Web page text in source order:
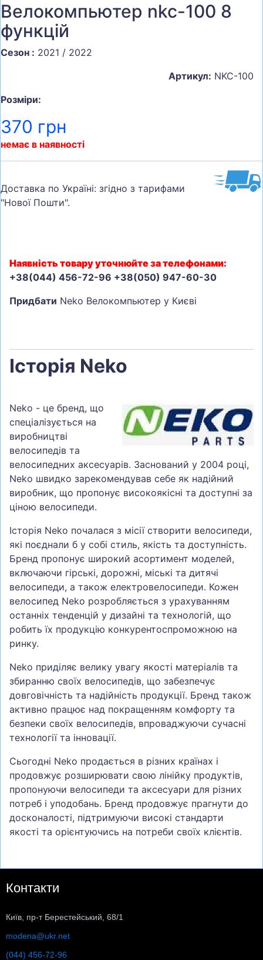
Велокомпьютер nkc-100 8
функцій
Сезон : 2021 / 2022
Артикул: NKC-100
Розміри:
370 грн
немає в наявності
Доставка по Україні: згідно з тарифами
"Нової Пошти".
Наявність товару уточнюйте за телефонами:
+38(044) 456-72-96 +38(050) 947-60-30
Придбати Neko Велокомпьютер у Києві
Історія Neko
Neko - це бренд, що
спеціалізується на
виробництві
велосипедів та
велосипедних аксесуарів. Заснований у 2004 році,
Neko швидко зарекомендував себе як надійний
виробник, що пропонує високоякісні та доступні за
ціною велосипеди.
Історія Neko почалася з місії створити велосипеди,
які поєднали б у собі стиль, якість та доступність.
Бренд пропонує широкий асортимент моделей,
включаючи гірські, дорожні, міські та дитячі
велосипеди, а також електровелосипеди. Кожен
велосипед Neko розробляється з урахуванням
останніх тенденцій у дизайні та технологій, що
робить їх продукцію конкурентоспроможною на
ринку.
Neko приділяє велику увагу якості матеріалів та
збиранню своїх велосипедів, що забезпечує
довговічність та надійність продукції. Бренд також
активно працює над покращенням комфорту та
безпеки своїх велосипедів, впроваджуючи сучасні
технології та інновації.
Сьогодні Neko продається в різних країнах і
продовжує розширювати свою лінійку продуктів,
пропонуючи велосипеди та аксесуари для різних
потреб і уподобань. Бренд продовжує прагнути до
досконалості, підтримуючи високі стандарти
якості та орієнтуючись на потреби своїх клієнтів.
Контакти
Київ, пр-т Берестейський, 68/1
modena@ukr.net
(044) 456-72-96